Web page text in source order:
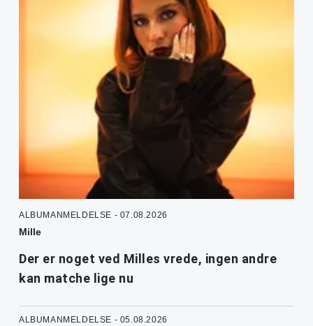
ALBUMANMELDELSE - 07.08.2026
Mille
Der er noget ved Milles vrede, ingen andre
kan matche lige nu
ALBUMANMELDELSE - 05.08.2026